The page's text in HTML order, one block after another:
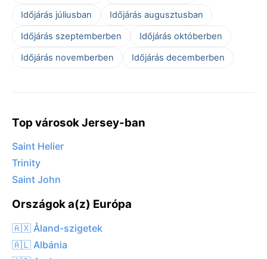
Időjárás júliusban
Időjárás augusztusban
Időjárás szeptemberben
Időjárás októberben
Időjárás novemberben
Időjárás decemberben
Top városok Jersey-ban
Saint Helier
Trinity
Saint John
Országok a(z) Európa
🇦🇽 Åland-szigetek
🇦🇱 Albánia